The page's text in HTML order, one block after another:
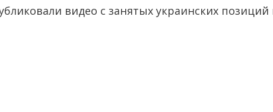
видео с занятых украинских позиций